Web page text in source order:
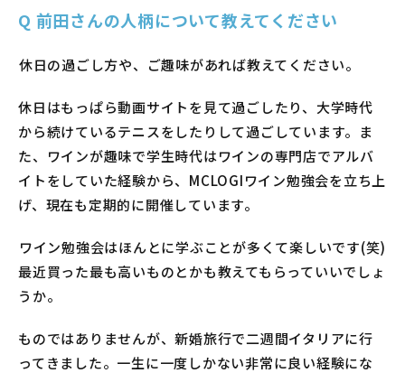
Q 前田さんの人柄について教えてください
―――休日の過ごし方や、ご趣味があれば教えてください。
休日はもっぱら動画サイトを見て過ごしたり、大学時代
から続けているテニスをしたりして過ごしています。ま
た、ワインが趣味で学生時代はワインの専門店でアルバ
イトをしていた経験から、MCLOGIワイン勉強会を立ち上
げ、現在も定期的に開催しています。
―――ワイン勉強会はほんとに学ぶことが多くて楽しいです(笑)
最近買った最も高いものとかも教えてもらっていいでしょ
うか。
ものではありませんが、新婚旅行で二週間イタリアに行
ってきました。一生に一度しかない非常に良い経験にな